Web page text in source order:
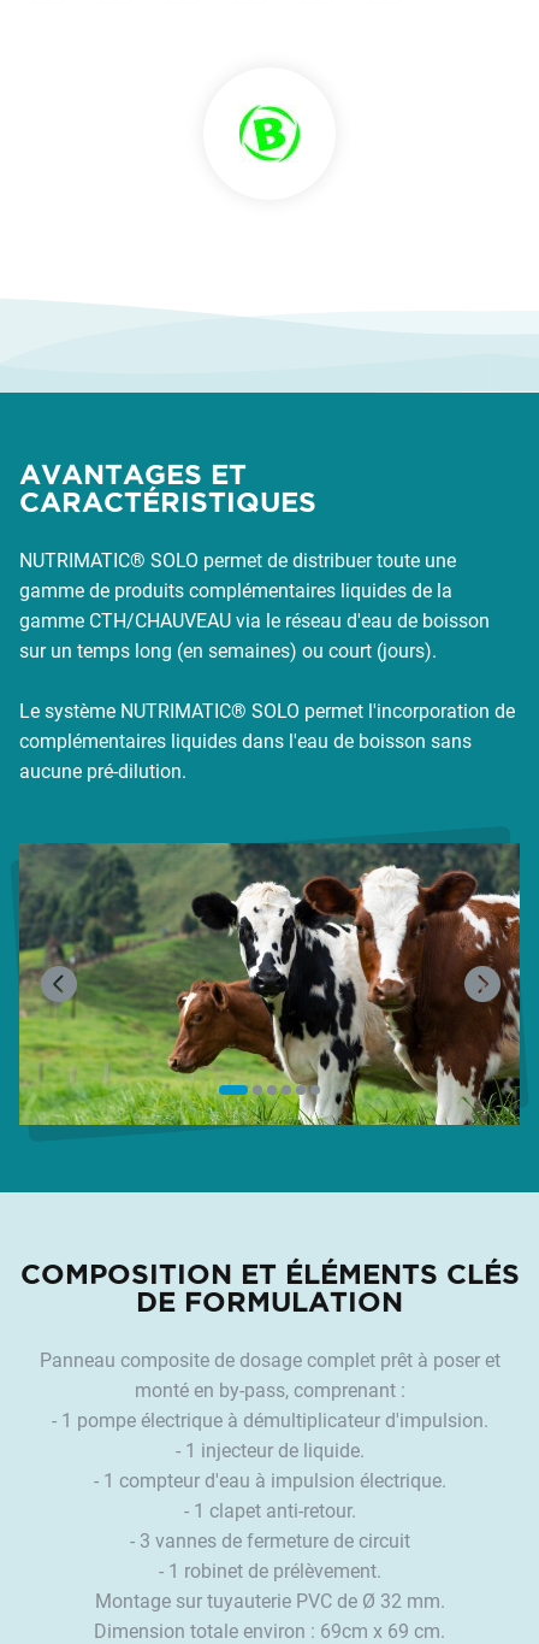
AVANTAGES ET
CARACTÉRISTIQUES
NUTRIMATIC® SOLO permet de distribuer toute une
gamme de produits complémentaires liquides de la
gamme CTH/CHAUVEAU via le réseau d'eau de boisson
sur un temps long (en semaines) ou court (jours).
Le système NUTRIMATIC® SOLO permet l'incorporation de
complémentaires liquides dans l'eau de boisson sans
aucune pré-dilution.
COMPOSITION ET ÉLÉMENTS CLÉS
DE FORMULATION
Panneau composite de dosage complet prêt à poser et
monté en by-pass, comprenant :
- 1 pompe électrique à démultiplicateur d'impulsion.
- 1 injecteur de liquide.
- 1 compteur d'eau à impulsion électrique.
- 1 clapet anti-retour.
- 3 vannes de fermeture de circuit
- 1 robinet de prélèvement.
Montage sur tuyauterie PVC de Ø 32 mm.
Dimension totale environ : 69cm x 69 cm.